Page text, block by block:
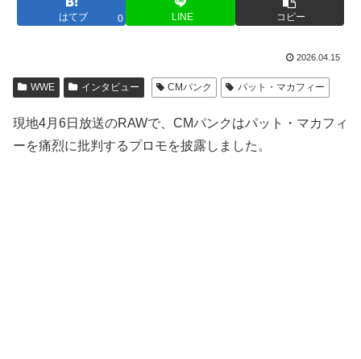
はてブ 0 LINE コピー
2026.04.15
WWE インタビュー CMパンク パット・マカフィー
現地4月6日放送のRAWで、CMパンクはパット・マカフィ
ーを痛烈に批判するプロモを披露しました。